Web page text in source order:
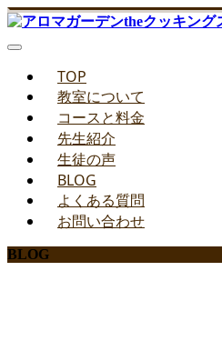
TOP
教室について
コースと料金
先生紹介
生徒の声
BLOG
よくある質問
お問い合わせ
BLOG